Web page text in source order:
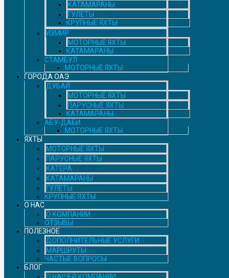
КАТАМАРАНЫ
ГУЛЕТЫ
КРУПНЫЕ ЯХТЫ
ИЗМИР
МОТОРНЫЕ ЯХТЫ
КАТАМАРАНЫ
СТАМБУЛ
МОТОРНЫЕ ЯХТЫ
ГОРОДА ОАЭ
ДУБАЙ
МОТОРНЫЕ ЯХТЫ
ПАРУСНЫЕ ЯХТЫ
КАТАМАРАНЫ
АБУ-ДАБИ
МОТОРНЫЕ ЯХТЫ
ЯХТЫ
МОТОРНЫЕ ЯХТЫ
ПАРУСНЫЕ ЯХТЫ
КАТЕРА
КАТАМАРАНЫ
ГУЛЕТЫ
КРУПНЫЕ ЯХТЫ
О НАС
О КОМПАНИИ
ОТЗЫВЫ
ПОЛЕЗНОЕ
ДОПОЛНИТЕЛЬНЫЕ УСЛУГИ
МАРШРУТЫ
ЧАСТЫЕ ВОПРОСЫ
БЛОГ